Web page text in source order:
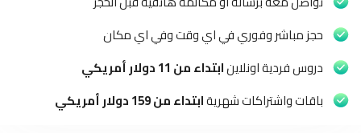
وطلاب
المدارسحجز مباشر وفوري في اي وقت وفي اي مكان
دروس فردية اونلاينابتداء من 11 دولار أمريكي
باقات واشتراكات شهريةابتداء من 159 دولار أمريكي